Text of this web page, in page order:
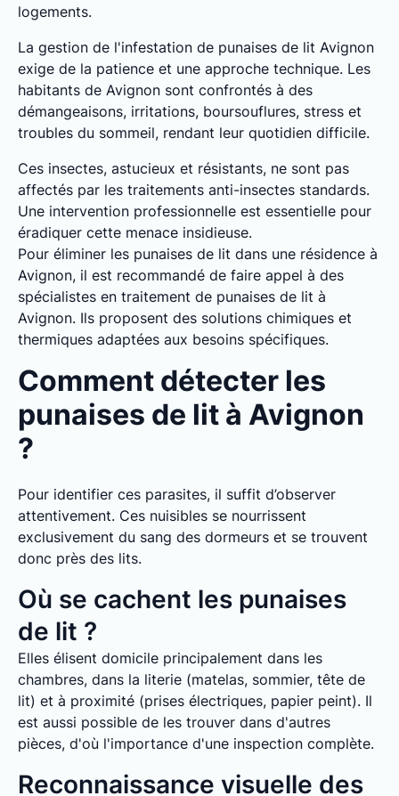
logements.
La gestion de l'infestation de punaises de lit Avignon
exige de la patience et une approche technique. Les
habitants de Avignon sont confrontés à des
démangeaisons, irritations, boursouflures, stress et
troubles du sommeil, rendant leur quotidien difficile.
Ces insectes, astucieux et résistants, ne sont pas
affectés par les traitements anti-insectes standards.
Une intervention professionnelle est essentielle pour
éradiquer cette menace insidieuse.
Pour éliminer les punaises de lit dans une résidence à
Avignon, il est recommandé de faire appel à des
spécialistes en traitement de punaises de lit à
Avignon. Ils proposent des solutions chimiques et
thermiques adaptées aux besoins spécifiques.
Comment détecter les
punaises de lit à Avignon
?
Pour identifier ces parasites, il suffit d’observer
attentivement. Ces nuisibles se nourrissent
exclusivement du sang des dormeurs et se trouvent
donc près des lits.
Où se cachent les punaises
de lit ?
Elles élisent domicile principalement dans les
chambres, dans la literie (matelas, sommier, tête de
lit) et à proximité (prises électriques, papier peint). Il
est aussi possible de les trouver dans d'autres
pièces, d'où l'importance d'une inspection complète.
Reconnaissance visuelle des